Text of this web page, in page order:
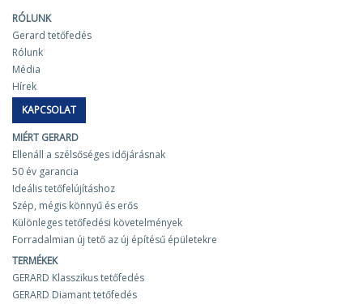
RÓLUNK
Gerard tetőfedés
Rólunk
Média
Hírek
KAPCSOLAT
MIÉRT GERARD
Ellenáll a szélsőséges időjárásnak
50 év garancia
Ideális tetőfelújításhoz
Szép, mégis könnyű és erős
Különleges tetőfedési követelmények
Forradalmian új tető az új építésű épületekre
TERMÉKEK
GERARD Klasszikus tetőfedés
GERARD Diamant tetőfedés